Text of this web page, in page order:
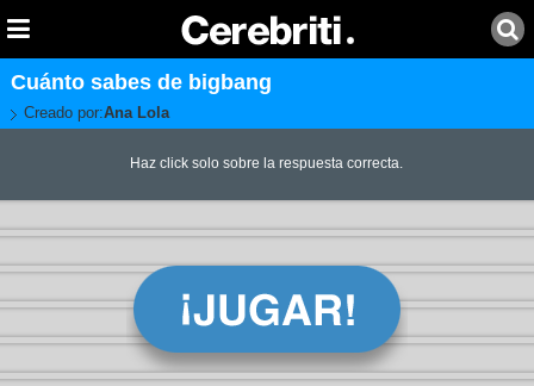
Cuánto sabes de bigbang
Creado por:Ana Lola
Haz click solo sobre la respuesta correcta.